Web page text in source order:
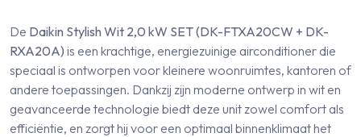
De Daikin Stylish Wit 2,0 kW SET (DK-FTXA20CW + DK-
RXA20A) is een krachtige, energiezuinige airconditioner die
speciaal is ontworpen voor kleinere woonruimtes, kantoren of
andere toepassingen. Dankzij zijn moderne ontwerp in wit en
geavanceerde technologie biedt deze unit zowel comfort als
efficiëntie, en zorgt hij voor een optimaal binnenklimaat het